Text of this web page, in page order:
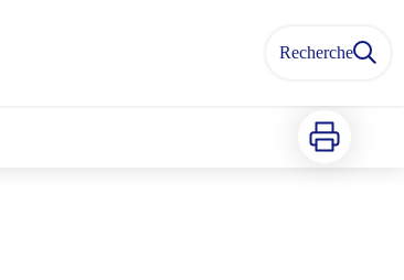
Recherche
Imprimer